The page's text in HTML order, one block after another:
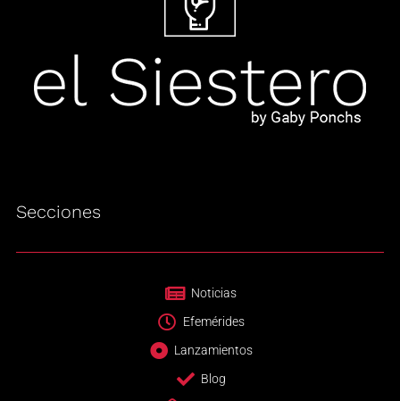
Secciones
Noticias
Efemérides
Lanzamientos
Blog